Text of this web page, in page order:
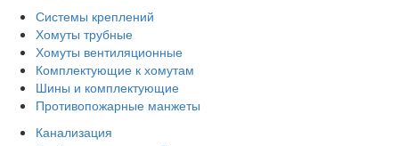
Системы креплений
Хомуты трубные
Хомуты вентиляционные
Комплектующие к хомутам
Шины и комплектующие
Противопожарные манжеты
Канализация